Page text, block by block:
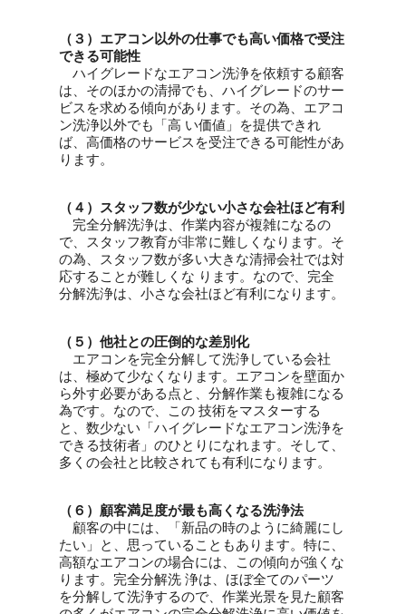
（３）エアコン以外の仕事でも高い価格で受注
できる可能性
ハイグレードなエアコン洗浄を依頼する顧客
は、そのほかの清掃でも、ハイグレードのサー
ビスを求める傾向があります。その為、エアコ
ン洗浄以外でも「高 い価値」を提供できれ
ば、高価格のサービスを受注できる可能性があ
ります。
（４）スタッフ数が少ない小さな会社ほど有利
完全分解洗浄は、作業内容が複雑になるの
で、スタッフ教育が非常に難しくなります。そ
の為、スタッフ数が多い大きな清掃会社では対
応することが難しくな ります。なので、完全
分解洗浄は、小さな会社ほど有利になります。
（５）他社との圧倒的な差別化
エアコンを完全分解して洗浄している会社
は、極めて少なくなります。エアコンを壁面か
ら外す必要がある点と、分解作業も複雑になる
為です。なので、この 技術をマスターする
と、数少ない「ハイグレードなエアコン洗浄を
できる技術者」のひとりになれます。そして、
多くの会社と比較されても有利になります。
（６）顧客満足度が最も高くなる洗浄法
顧客の中には、「新品の時のように綺麗にし
たい」と、思っていることもあります。特に、
高額なエアコンの場合には、この傾向が強くな
ります。完全分解洗 浄は、ほぼ全てのパーツ
を分解して洗浄するので、作業光景を見た顧客